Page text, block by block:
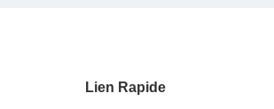
Lien Rapide